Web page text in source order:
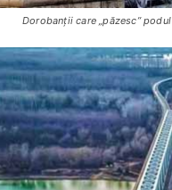
Dorobanţii care „păzesc” podul